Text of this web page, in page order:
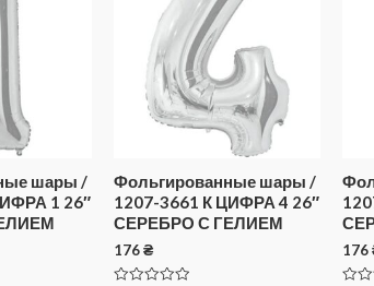
шары /
1 26″
Фольгированные шары /
1207-3661 К ЦИФРА 4 26″
СЕРЕБРО С ГЕЛИЕМ
176₴ 176